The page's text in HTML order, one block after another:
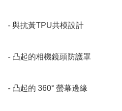
- 與抗黃TPU共模設計
- 凸起的相機鏡頭防護罩
- 凸起的 360° 螢幕邊緣